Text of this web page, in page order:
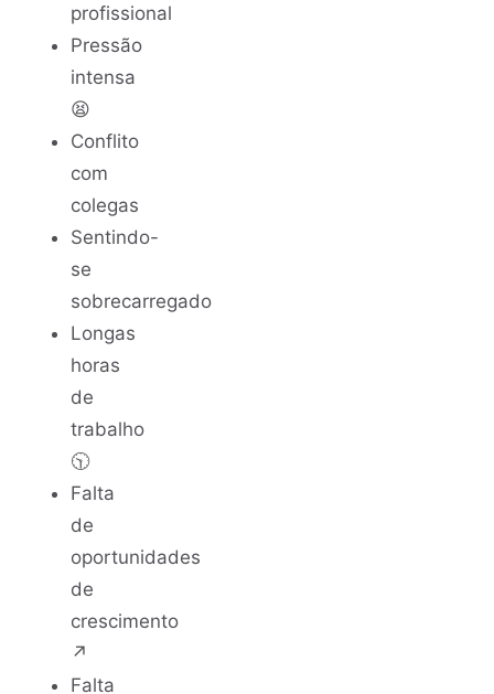
profissional
Pressão
intensa
😫
Conflito
com
colegas
Sentindo-
se
sobrecarregado
Longas
horas
de
trabalho
🕥
Falta
de
oportunidades
de
crescimento
↗️
Falta